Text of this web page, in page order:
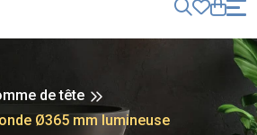
de tête
Ø365 mm lumineuse